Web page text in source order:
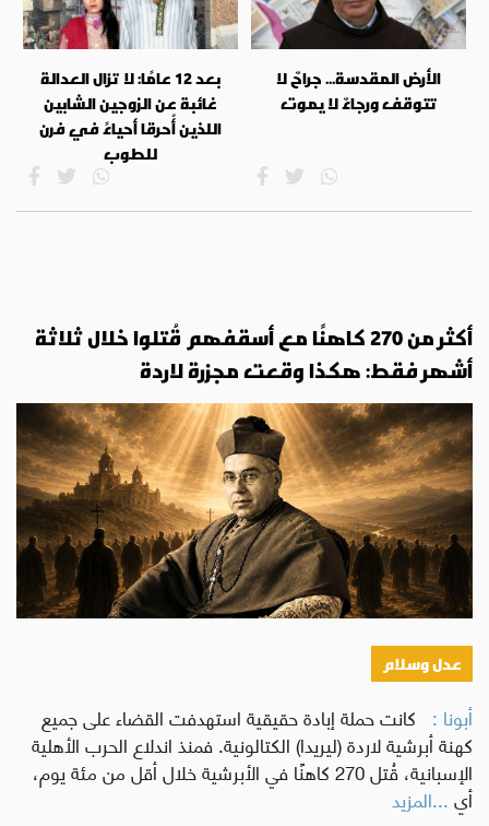
الأرض المقدسة... جراحٌ لا
تتوقف ورجاءٌ لا يموت
بعد 12 عامًا: لا تزال العدالة
غائبة عن الزوجين الشابين
اللذين أُحرقا أحياءً في فرن
للطوب
أكثر من 270 كاهنًا مع أسقفهم قُتلوا خلال ثلاثة
أشهر فقط: هكذا وقعت مجزرة لاردة
عدل وسلام
أبونا : كانت حملة إبادة حقيقية استهدفت القضاء على جميع
كهنة أبرشية لاردة (ليريدا) الكتالونية. فمنذ اندلاع الحرب الأهلية
الإسبانية، قُتل 270 كاهنًا في الأبرشية خلال أقل من مئة يوم،
أي...المزيد